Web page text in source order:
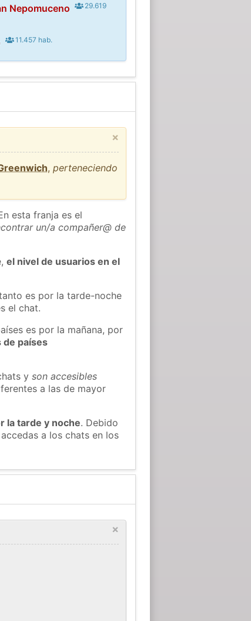
Nepomuceno
29.619
11.457 hab.
×
,perteneciendo
esta franja es el
un/a compañer@ de
el nivel de usuarios en el
es por la tarde-noche
el chat.
es por la mañana, por
países
yson accesibles
a las de mayor
la tarde y noche. Debido
a los chats en los
×